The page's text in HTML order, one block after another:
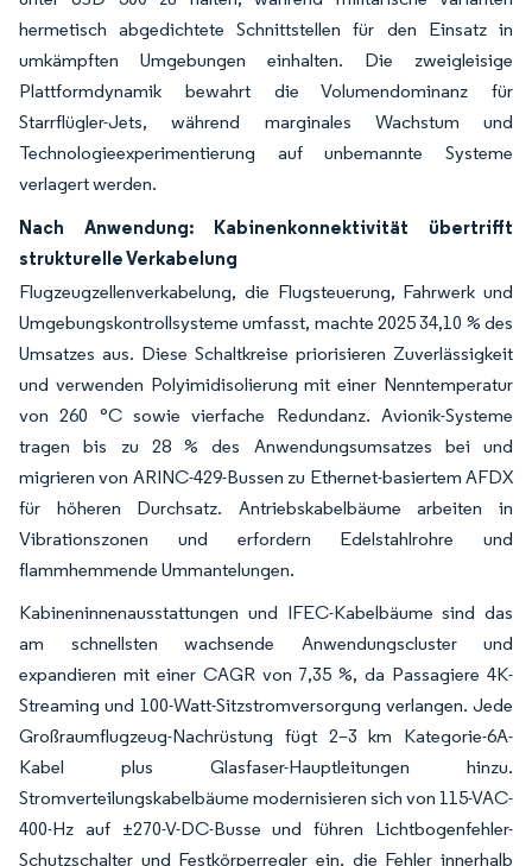
hermetisch abgedichtete Schnittstellen für den Einsatz in
umkämpften Umgebungen einhalten. Die zweigleisige
Plattformdynamik bewahrt die Volumendominanz für
Starrflügler-Jets, während marginales Wachstum und
Technologieexperimentierung auf unbemannte Systeme
verlagert werden.
Nach Anwendung: Kabinenkonnektivität übertrifft
strukturelle Verkabelung
Flugzeugzellenverkabelung, die Flugsteuerung, Fahrwerk und
Umgebungskontrollsysteme umfasst, machte 2025 34,10 % des
Umsatzes aus. Diese Schaltkreise priorisieren Zuverlässigkeit
und verwenden Polyimidisolierung mit einer Nenntemperatur
von 260 °C sowie vierfache Redundanz. Avionik-Systeme
tragen bis zu 28 % des Anwendungsumsatzes bei und
migrieren von ARINC-429-Bussen zu Ethernet-basiertem AFDX
für höheren Durchsatz. Antriebskabelbäume arbeiten in
Vibrationszonen und erfordern Edelstahlrohre und
flammhemmende Ummantelungen.
Kabineninnenausstattungen und IFEC-Kabelbäume sind das
am schnellsten wachsende Anwendungscluster und
expandieren mit einer CAGR von 7,35 %, da Passagiere 4K-
Streaming und 100-Watt-Sitzstromversorgung verlangen. Jede
Großraumflugzeug-Nachrüstung fügt 2–3 km Kategorie-6A-
Kabel plus Glasfaser-Hauptleitungen hinzu.
Stromverteilungskabelbäume modernisieren sich von 115-VAC-
400-Hz auf ±270-V-DC-Busse und führen Lichtbogenfehler-
Schutzschalter und Festkörperregler ein, die Fehler innerhalb